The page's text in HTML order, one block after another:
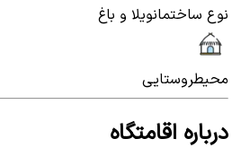
نوع ساختمانویلا و باغ
محیطروستایی
درباره اقامتگاه